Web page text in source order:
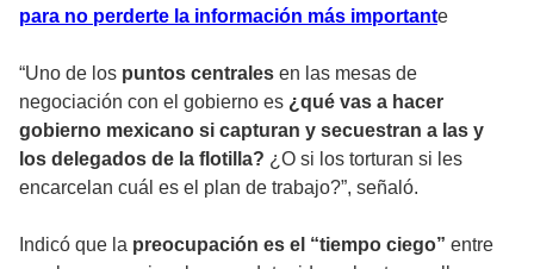
para no perderte la información más importante
“Uno de los puntos centrales en las mesas de
negociación con el gobierno es ¿qué vas a hacer
gobierno mexicano si capturan y secuestran a las y
los delegados de la flotilla? ¿O si los torturan si les
encarcelan cuál es el plan de trabajo?”, señaló.
Indicó que la preocupación es el “tiempo ciego” entre